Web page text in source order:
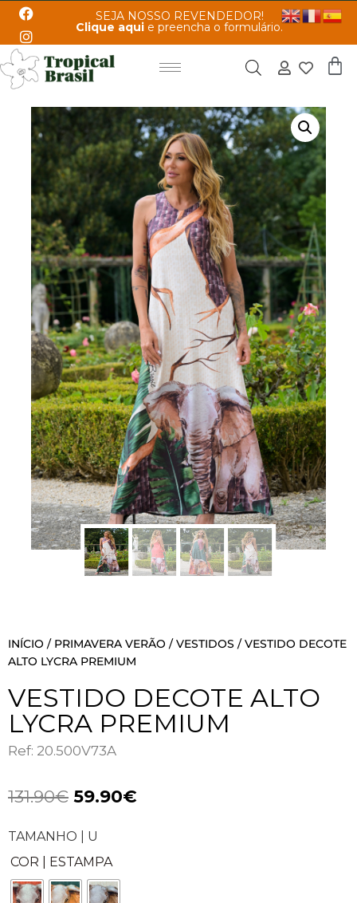
SEJA NOSSO REVENDEDOR!
Clique aqui e preencha o formulário.
INÍCIO / PRIMAVERA VERÃO /VESTIDOS / VESTIDO DECOTE
ALTO LYCRA PREMIUM
VESTIDO DECOTE ALTO
LYCRA PREMIUM
Ref: 20.500V73A
131.90€ 59.90€
TAMANHO | U
COR | ESTAMPA